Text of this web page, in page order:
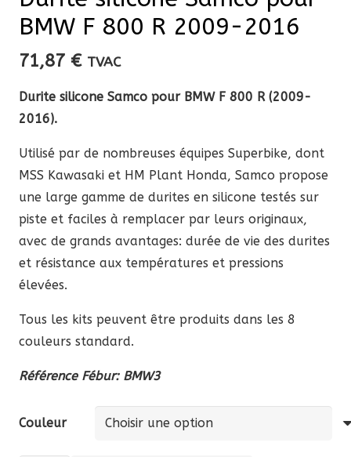
BMW F 800 R 2009-2016
71,87 € TVAC
Durite silicone Samco pour BMW F 800 R (2009-
2016).
Utilisé par de nombreuses équipes Superbike, dont
MSS Kawasaki et HM Plant Honda, Samco propose
une large gamme de durites en silicone testés sur
piste et faciles à remplacer par leurs originaux,
avec de grands avantages: durée de vie des durites
et résistance aux températures et pressions
élevées.
Tous les kits peuvent être produits dans les 8
couleurs standard.
Référence Fébur: BMW3
Couleur